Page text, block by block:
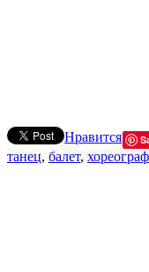
Нравится
танец, балет,